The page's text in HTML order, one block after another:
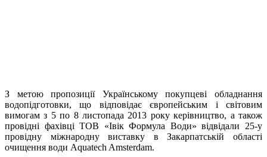
З метою пропозиції Українському покупцеві обладнання
водопідготовки, що відповідає європейським і світовим
вимогам з 5 по 8 листопада 2013 року керівництво, а також
провідні фахівці ТОВ «Івік Формула Води» відвідали 25-у
провідну міжнародну виставку в Закарпатській області
очищення води Aquatech Amsterdam.